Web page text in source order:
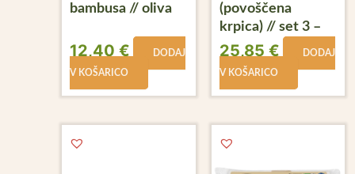
bambusa // oliva
12,40€ DODAJ
V KOŠARICO
(povoščena
krpica) // set 3 –
deteljica
25,85 € DODAJ
V KOŠARICO